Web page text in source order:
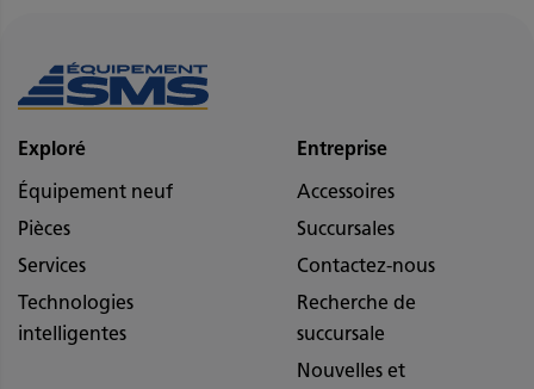
Exploré
Équipement neuf
Pièces
Services
Technologies
intelligentes
Entreprise
Accessoires
Succursales
Contactez-nous
Recherche de
succursale
Nouvelles et